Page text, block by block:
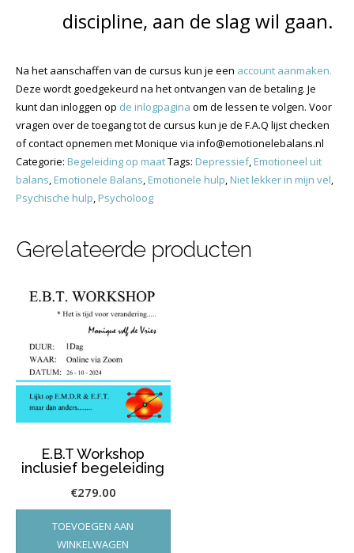
discipline, aan de slag wil gaan.
Na het aanschaffen van de cursus kun je een account aanmaken.
Deze wordt goedgekeurd na het ontvangen van de betaling. Je
kunt dan inloggen op de inlogpagina om de lessen te volgen. Voor
vragen over de toegang tot de cursus kun je de F.A.Q lijst checken
of contact opnemen met Monique via info@emotionelebalans.nl
Categorie: Begeleiding op maatTags: Depressief, Emotioneel uit
balans, Emotionele Balans, Emotionele hulp, Niet lekker in mijn vel,
Psychische hulp, Psycholoog
Gerelateerde producten
E.B.T Workshop
inclusief begeleiding
€279.00
TOEVOEGEN AAN
WINKELWAGEN